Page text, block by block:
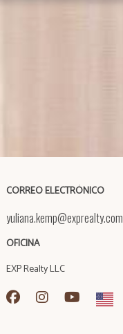
CORREO ELECTRÓNICO
yuliana.kemp@exprealty.com
OFICINA
EXP Realty LLC